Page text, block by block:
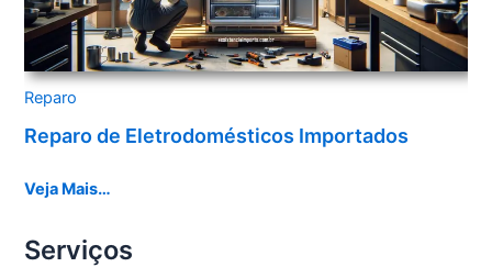
Reparo
Reparo de Eletrodomésticos Importados
Veja Mais…
Serviços